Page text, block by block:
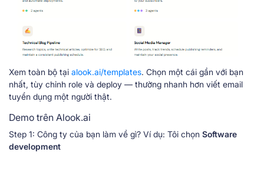
Xem toàn bộ tại alook.ai/templates. Chọn một cái gần với bạn
nhất, tùy chỉnh role và deploy — thường nhanh hơn viết email
tuyển dụng một người thật.
Demo trên Alook.ai
Step 1: Công ty của bạn làm về gì? Ví dụ: Tôi chọn Software
development